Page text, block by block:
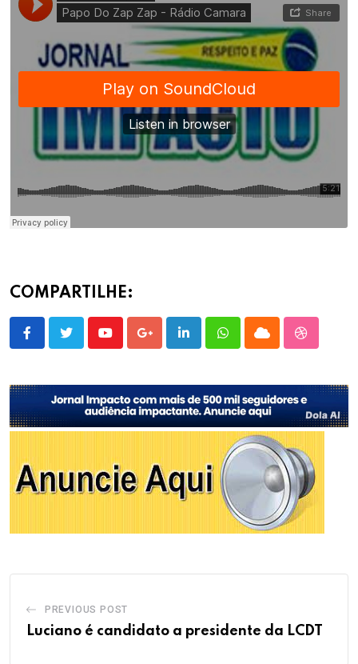
COMPARTILHE:
YoutubeGoogle+LinkedInWhatsappCloud
PREVIOUS POST
Luciano é candidato a presidente da LCDT